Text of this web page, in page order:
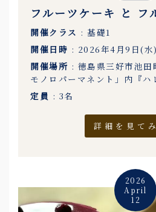
フルーツケーキ と フ
開催クラス : 基礎1
開催日時 : 2026年4月9日(
開催場所 : 徳島県三好市池田
モノロパーマネント」内『ハ
定員 : 3名
詳細を見て
2026
April
12